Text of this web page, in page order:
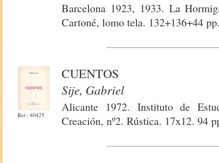
Barcelona 1923, 1933. La
Cartoné, lomo tela. 132+136+44
Ref.: 80425
CUENTOS
Sije, Gabriel
Alicante 1972. Instituto de
Creación, nº2. Rústica. 17x12. 94